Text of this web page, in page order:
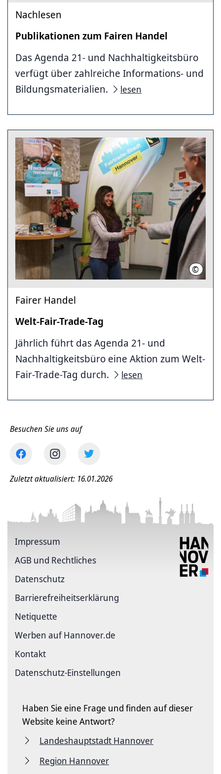
Nachlesen
Publikationen zum Fairen Handel
Das Agenda 21- und Nachhaltigkeitsbüro
verfügt über zahlreiche Informations- und
Bildungsmaterialien.
lesen
© LHH
Fairer Handel
Welt-Fair-Trade-Tag
Jährlich führt das Agenda 21- und
Nachhaltigkeitsbüro eine Aktion zum Welt-
Fair-Trade-Tag durch.
lesen
Besuchen Sie uns auf
Zuletzt aktualisiert: 16.01.2026
Impressum
AGB und Rechtliches
Datenschutz
Barriere­freiheits­erklärung
Netiquette
Werben auf Hannover.de
Kontakt
Datenschutz-Einstellungen
Haben Sie eine Frage und finden auf dieser
Website keine Antwort?
Landeshauptstadt Hannover
Region Hannover